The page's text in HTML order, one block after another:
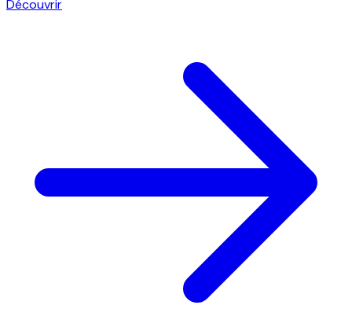
Découvrir